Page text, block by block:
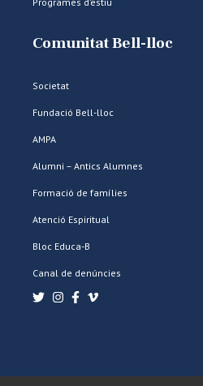
Comunitat Bell-lloc
Societat
Fundació Bell-lloc
AMPA
Alumni – Antics Alumnes
Formació de famílies
Atenció Espiritual
Bloc Educa-B
Canal de denúncies